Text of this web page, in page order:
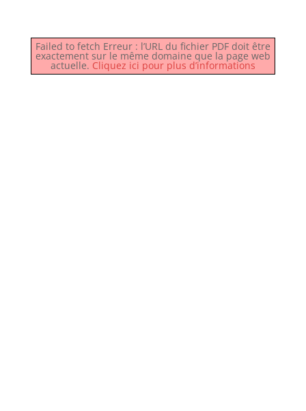
Failed to fetch Erreur : l’URL du fichier PDF doit être
exactement sur le même domaine que la page web
actuelle. Cliquez ici pour plus d’informations